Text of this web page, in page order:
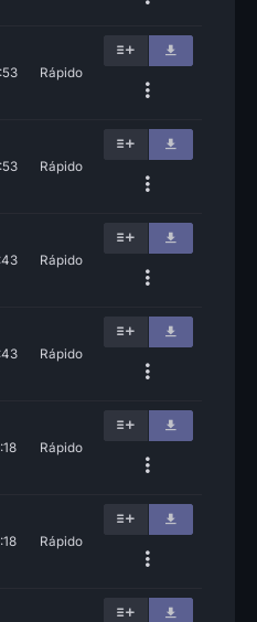
Rápido
Rápido
Rápido
Rápido
Rápido
Rápido